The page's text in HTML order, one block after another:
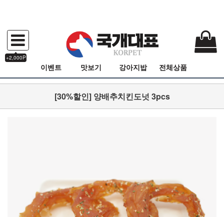
+2,000P
이벤트 맛보기 강아지밥 전체상품
[30%할인] 양배추치킨도넛 3pcs